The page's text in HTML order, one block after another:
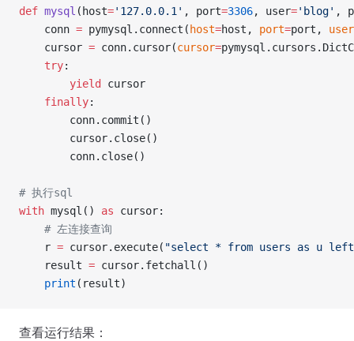
def mysql (host='127.0.0.1' , port=3306, user='blog' ,
    conn
= pymysql.connect( host=host, port=port, user
    cursor
= conn.cursor(cursor=
    try
:
        yield
cursor
    finally
:
        conn.commit()
        cursor.close()
        conn.close()
# 执行sql
with mysql() as cursor:
    # 左连接查询
    r
= cursor.execute( "select * from users as u
    result
= cursor.fetchall()
    print
(result)
查看运行结果：